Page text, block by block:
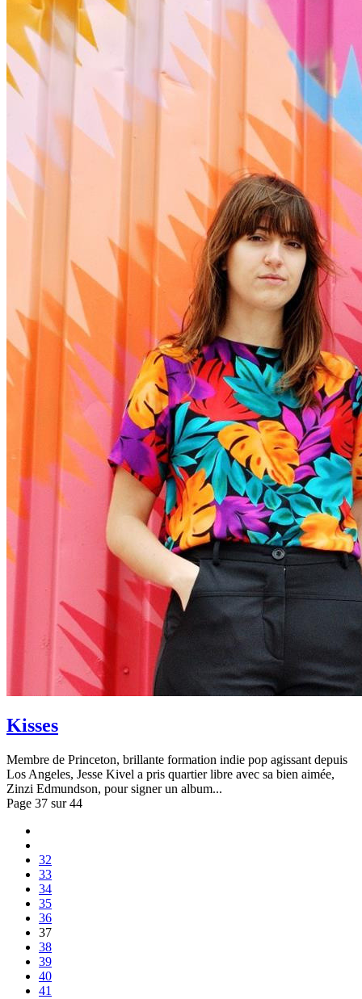
Kisses
Membre de Princeton, brillante formation indie pop agissant depuis
Los Angeles, Jesse Kivel a pris quartier libre avec sa bien aimée,
Zinzi Edmundson, pour signer un album...
Page 37 sur 44
32
33
34
35
36
37
38
39
40
41